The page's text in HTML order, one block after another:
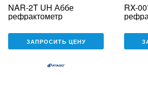
NAR-2T UH Аббе
рефрактометр
ЗАПРОСИТЬ ЦЕНУ
RX-